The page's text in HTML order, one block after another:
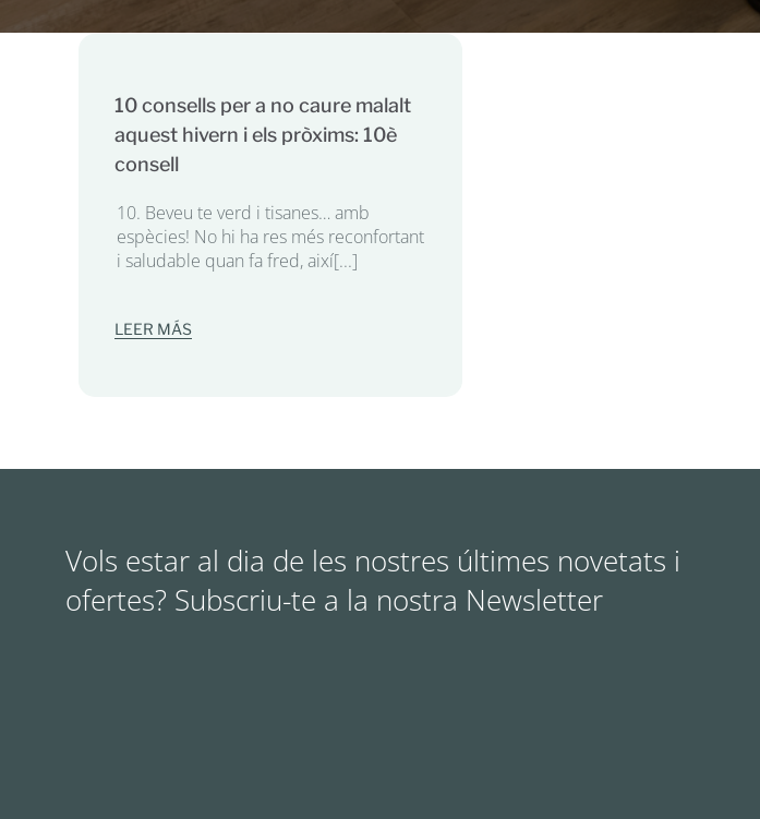
10 consells per a no caure malalt
aquest hivern i els pròxims: 10è
consell
10. Beveu te verd i tisanes… amb
espècies! No hi ha res més reconfortant
i saludable quan fa fred, així[...]
LEER MÁS
Vols estar al dia de les nostres últimes novetats i
ofertes? Subscriu-te a la nostra Newsletter